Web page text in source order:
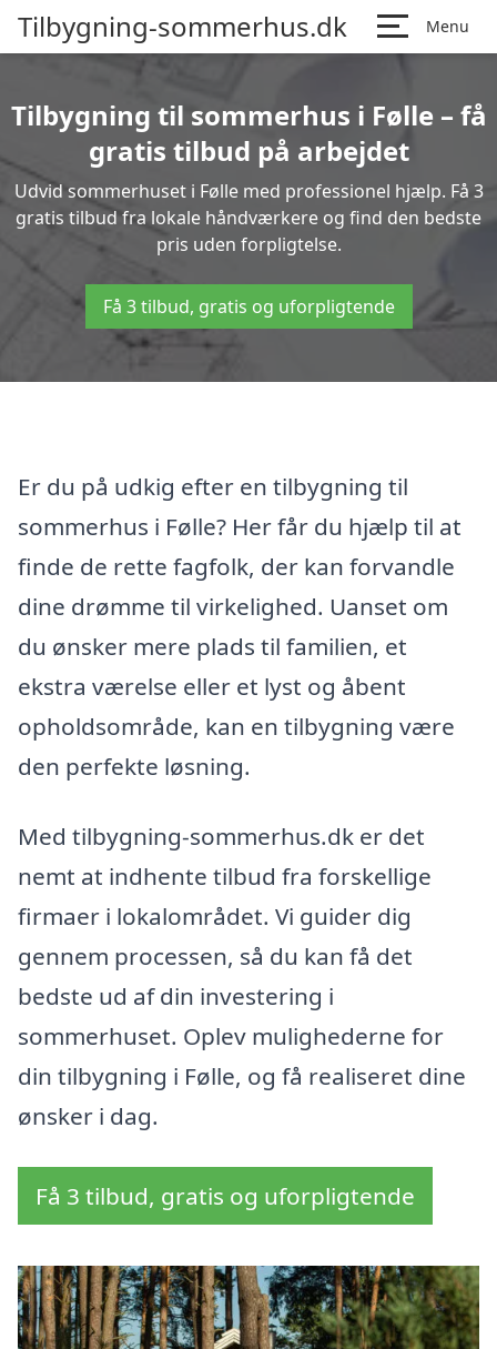
Tilbygning-sommerhus.dk Menu
Tilbygning til sommerhus i Følle – få
gratis tilbud på arbejdet
Udvid sommerhuset i Følle med professionel hjælp. Få 3
gratis tilbud fra lokale håndværkere og find den bedste
pris uden forpligtelse.
Få 3 tilbud, gratis og uforpligtende
Er du på udkig efter en tilbygning til
sommerhus i Følle? Her får du hjælp til at
finde de rette fagfolk, der kan forvandle
dine drømme til virkelighed. Uanset om
du ønsker mere plads til familien, et
ekstra værelse eller et lyst og åbent
opholdsområde, kan en tilbygning være
den perfekte løsning.
Med tilbygning-sommerhus.dk er det
nemt at indhente tilbud fra forskellige
firmaer i lokalområdet. Vi guider dig
gennem processen, så du kan få det
bedste ud af din investering i
sommerhuset. Oplev mulighederne for
din tilbygning i Følle, og få realiseret dine
ønsker i dag.
Få 3 tilbud, gratis og uforpligtende